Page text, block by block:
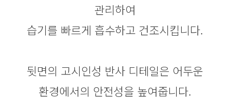
관리하여
습기를 빠르게 흡수하고 건조시킵니다.
뒷면의 고시인성 반사 디테일은 어두운
환경에서의 안전성을 높여줍니다.